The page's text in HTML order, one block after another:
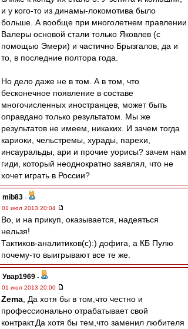
и у кого-то из динамы-локомотива было
больше. А вообще при многолетнем правлении
Валеры основой стали только Яковлев (с
помощью Эмери) и частично Брызгалов, да и
то, в последние полтора года.
Но дело даже не в том. А в том, что
бесконечное появление в составе
многочисленных иностранцев, может быть
оправдано только результатом. Мы же
результатов не имеем, никаких. И зачем тогда
кариоки, чельстремы, хурады, парехи,
инсауральды, ари и прочие уорисы? зачем нам
гиди, который неоднократно заявлял, что не
хочет играть в России?
mib83 -
01 июл 2013 20:04
Во, и на прикуп, оказывается, надеяться
нельзя!
Тактиков-аналитиков(с):) дофига, а КБ Пулю
почему-то выигрывают все те же.
Увар1969 -
01 июл 2013 20:00
Zema , Да хотя бы в том,что честно и
профессионально отрабатывает свой
контракт.Да хотя бы тем,что заменил любителя